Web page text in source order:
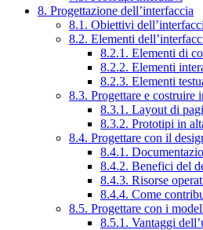
8. Progettazione dell’interfaccia
8.1. Obiettivi
8.2. Elementi
8.2.1. Elementi di
8.2.2. Elementi
8.2.3. Elementi
8.3. Progettare e costruire
8.3.1. Layout di
8.3.2. Prototipi in
8.4. Progettare con il
8.4.1.
8.4.2. Benefici del
8.4.3. Risorse
8.4.4. Come
8.5. Progettare con i
8.5.1. Vantaggi